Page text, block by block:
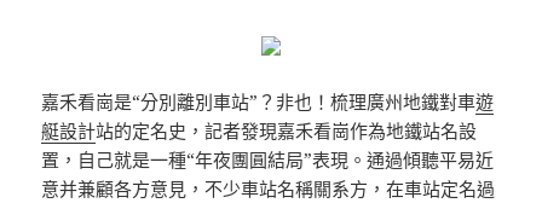
嘉禾看崗是“分別離別車站”？非也！梳理廣州地鐵對車遊
艇設計站的定名史，記者發現嘉禾看崗作為地鐵站名設
置，自己就是一種“年夜團圓結局”表現。通過傾聽平易近
意并兼顧各方意見，不少車站名稱關系方，在車站定名過